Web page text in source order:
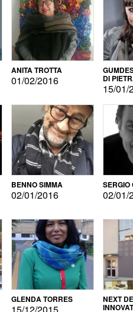
ANITA TROTTA
01/02/2016 DI
15/01/
BENNO SIMMA
02/01/2016
SERGIO
02/01/
GLENDA TORRES NEXT